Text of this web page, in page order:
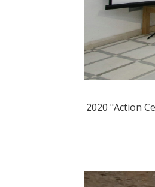
2020 "Action